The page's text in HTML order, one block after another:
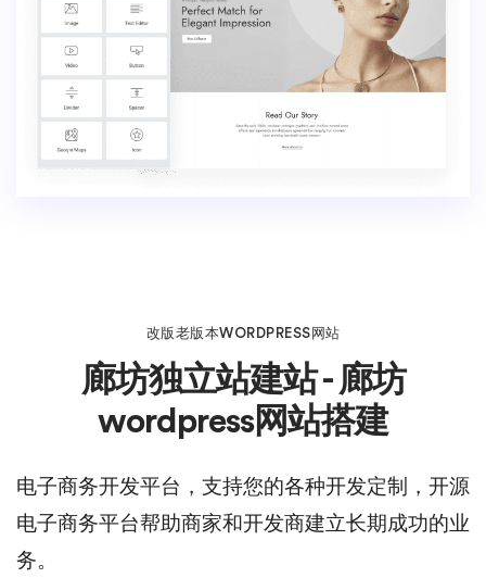
改版老版本WORDPRESS网站
廊坊独立站建站 - 廊坊
wordpress网站搭建
电子商务开发平台，支持您的各种开发定制，开源
电子商务平台帮助商家和开发商建立长期成功的业
务。